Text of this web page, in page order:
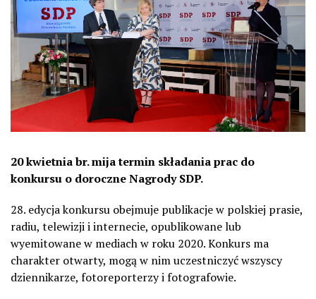
20 kwietnia br. mija termin składania prac do
konkursu o doroczne Nagrody SDP.
28. edycja konkursu obejmuje publikacje w polskiej prasie,
radiu, telewizji i internecie, opublikowane lub
wyemitowane w mediach w roku 2020. Konkurs ma
charakter otwarty, mogą w nim uczestniczyć wszyscy
dziennikarze, fotoreporterzy i fotografowie.